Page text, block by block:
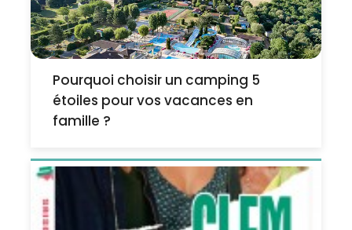
Pourquoi choisir un camping 5
étoiles pour vos vacances en
famille ?